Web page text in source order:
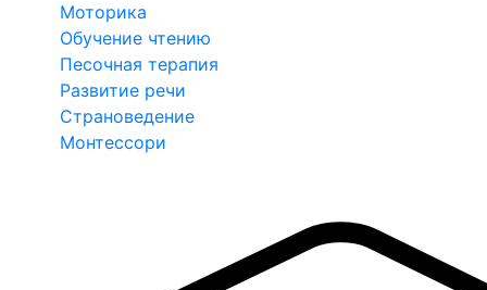
Моторика
Обучение чтению
Песочная терапия
Развитие речи
Страноведение
Монтессори